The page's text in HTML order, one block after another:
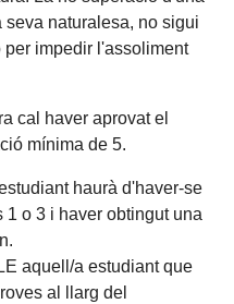
naturalesa, no sigui
per impedir l'assoliment
cal haver aprovat el
mínima de 5.
haurà d'haver-se
o 3 i haver obtingut una
aquell/a estudiant que
al llarg del